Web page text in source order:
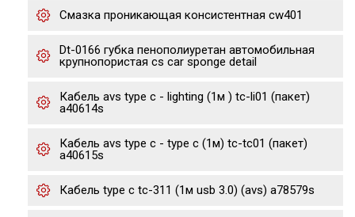
Cмазка проникающая консистентная cw401
Dt-0166 губка пенополиуретан автомобильная
крупнопористая cs car sponge detail
Кабель avs type c - lighting (1м ) tc-li01 (пакет)
a40614s
Кабель avs type c - type c (1м) tc-tc01 (пакет)
a40615s
Кабель type c tc-311 (1м usb 3.0) (avs) a78579s